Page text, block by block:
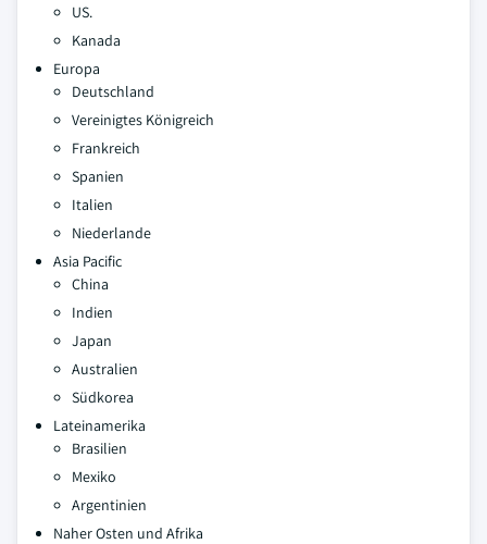
US.
Kanada
Europa
Deutschland
Vereinigtes Königreich
Frankreich
Spanien
Italien
Niederlande
Asia Pacific
China
Indien
Japan
Australien
Südkorea
Lateinamerika
Brasilien
Mexiko
Argentinien
Naher Osten und Afrika